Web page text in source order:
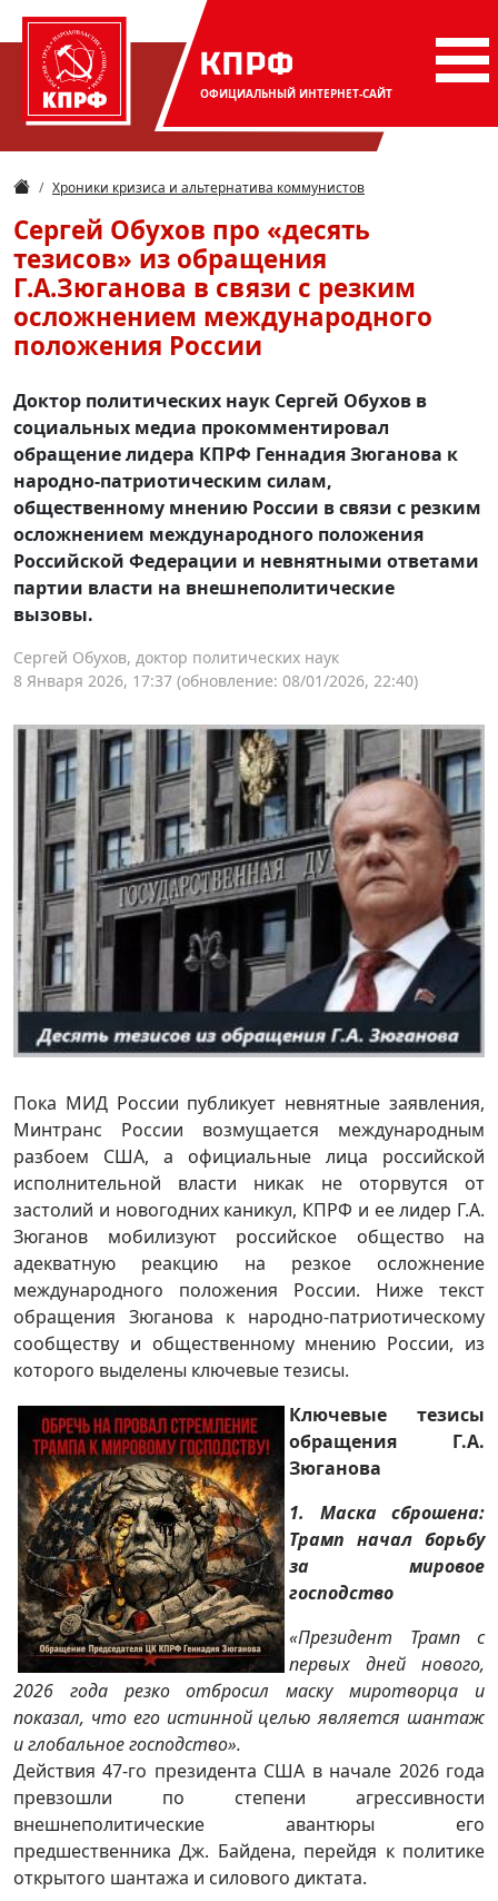
КПРФ
ОФИЦИАЛЬНЫЙ ИНТЕРНЕТ-САЙТ
Хроники кризиса и альтернатива коммунистов
Сергей Обухов про «десять
тезисов» из обращения
Г.А.Зюганова в связи с резким
осложнением международного
положения России
Доктор политических наук Сергей Обухов в
социальных медиа прокомментировал
обращение лидера КПРФ Геннадия Зюганова к
народно-патриотическим силам,
общественному мнению России в связи с резким
осложнением международного положения
Российской Федерации и невнятными ответами
партии власти на внешнеполитические
вызовы.
Сергей Обухов, доктор политических наук
8 Января 2026, 17:37 (обновление: 08/01/2026, 22:40)
Пока МИД России публикует невнятные заявления,
Минтранс России возмущается международным
разбоем США, а официальные лица российской
исполнительной власти никак не оторвутся от
застолий и новогодних каникул, КПРФ и ее лидер Г.А.
Зюганов мобилизуют российское общество на
адекватную реакцию на резкое осложнение
международного положения России. Ниже текст
обращения Зюганова к народно-патриотическому
сообществу и общественному мнению России, из
которого выделены ключевые тезисы.
Ключевые тезисы
обращения Г.А.
Зюганова
1. Маска сброшена:
Трамп начал борьбу
за мировое
господство
«Президент Трамп с
первых дней нового,
2026 года резко отбросил маску миротворца и
показал, что его истинной целью является шантаж
и глобальное господство».
Действия 47-го президента США в начале 2026 года
превзошли по степени агрессивности
внешнеполитические авантюры его
предшественника Дж. Байдена, перейдя к политике
открытого шантажа и силового диктата.